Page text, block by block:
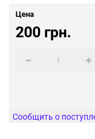
Цена
200 грн.
Сообщить о